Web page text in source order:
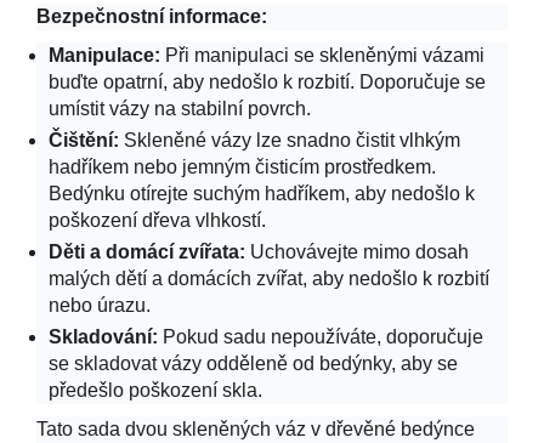
Bezpečnostní informace:
Manipulace: Při manipulaci se skleněnými vázami
buďte opatrní, aby nedošlo k rozbití. Doporučuje se
umístit vázy na stabilní povrch.
Čištění: Skleněné vázy lze snadno čistit vlhkým
hadříkem nebo jemným čisticím prostředkem.
Bedýnku otírejte suchým hadříkem, aby nedošlo k
poškození dřeva vlhkostí.
Děti a domácí zvířata: Uchovávejte mimo dosah
malých dětí a domácích zvířat, aby nedošlo k rozbití
nebo úrazu.
Skladování: Pokud sadu nepoužíváte, doporučuje
se skladovat vázy odděleně od bedýnky, aby se
předešlo poškození skla.
Tato sada dvou skleněných váz v dřevěné bedýnce